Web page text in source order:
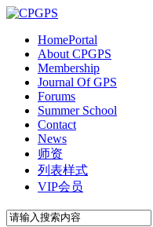
HomePortal
About CPGPS
Membership
Journal Of GPS
Forums
Summer School
Contact
News
师资
列表样式
VIP会员